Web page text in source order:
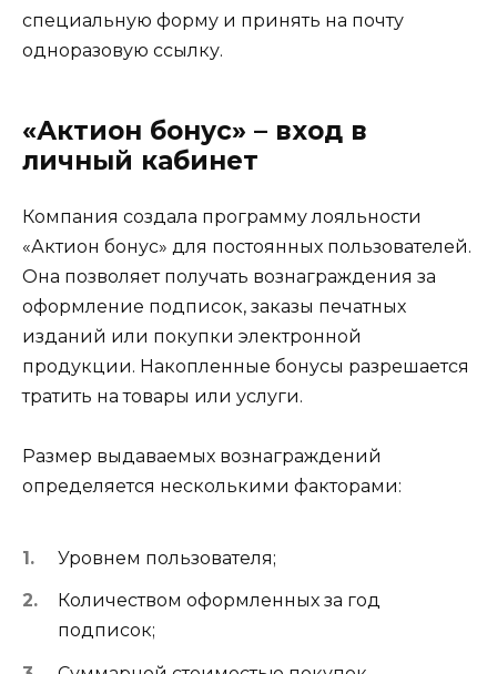
специальную форму и принять на почту
одноразовую ссылку.
«Актион бонус» – вход в
личный кабинет
Компания создала программу лояльности
«Актион бонус» для постоянных пользователей.
Она позволяет получать вознаграждения за
оформление подписок, заказы печатных
изданий или покупки электронной
продукции. Накопленные бонусы разрешается
тратить на товары или услуги.
Размер выдаваемых вознаграждений
определяется несколькими факторами:
Уровнем пользователя;
Количеством оформленных за год
подписок;